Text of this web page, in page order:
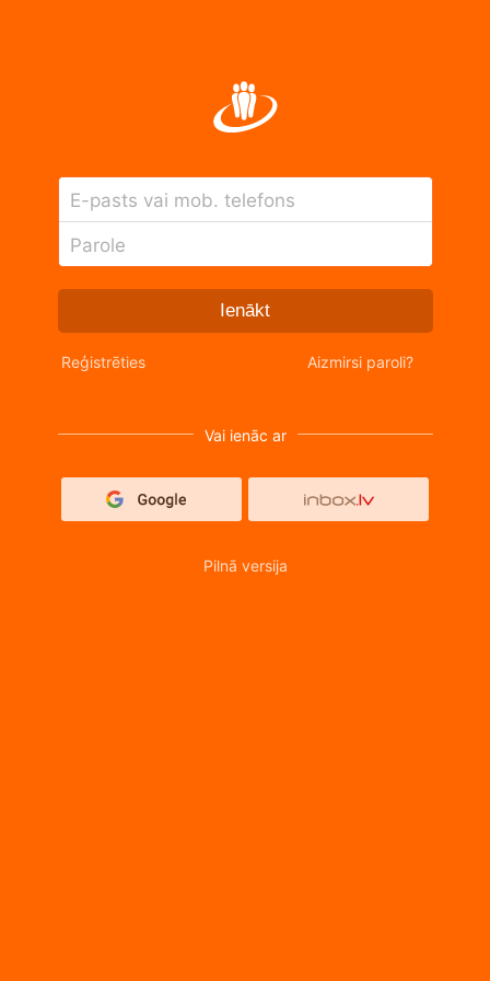
E-pasts vai mob. telefons
Parole
Ienākt
Reģistrēties Aizmirsi paroli?
Vai ienāc ar
Pilnā versija